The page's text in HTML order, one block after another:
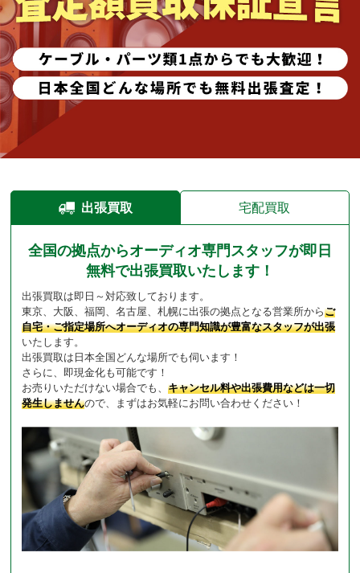
出張買取 宅配買取
全国の拠点からオーディオ専門スタッフが即日
無料で出張買取いたします！
出張買取は即日～対応致しております。
東京、大阪、福岡、名古屋、札幌に出張の拠点となる営業所からご
自宅・ご指定場所へオーディオの専門知識が豊富なスタッフが出張
いたします。
出張買取は日本全国どんな場所でも伺います！
さらに、即現金化も可能です！
お売りいただけない場合でも、 キャンセル料や出張費用などは一切
発生しませんので、まずはお気軽にお問い合わせください！